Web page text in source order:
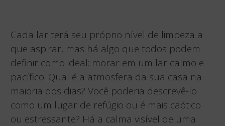
Cada lar terá seu próprio nível de limpeza a
que aspirar, mas há algo que todos podem
definir como ideal: morar em um lar calmo e
pacífico. Qual é a atmosfera da sua casa na
maioria dos dias? Você poderia descrevê-lo
como um lugar de refúgio ou é mais caótico
ou estressante? Há a calma visível de uma